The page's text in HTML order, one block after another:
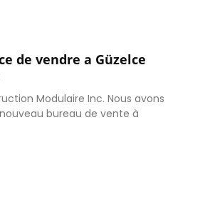
de vendre a Güzelce
Modulaire Inc. Nous avons
bureau de vente à